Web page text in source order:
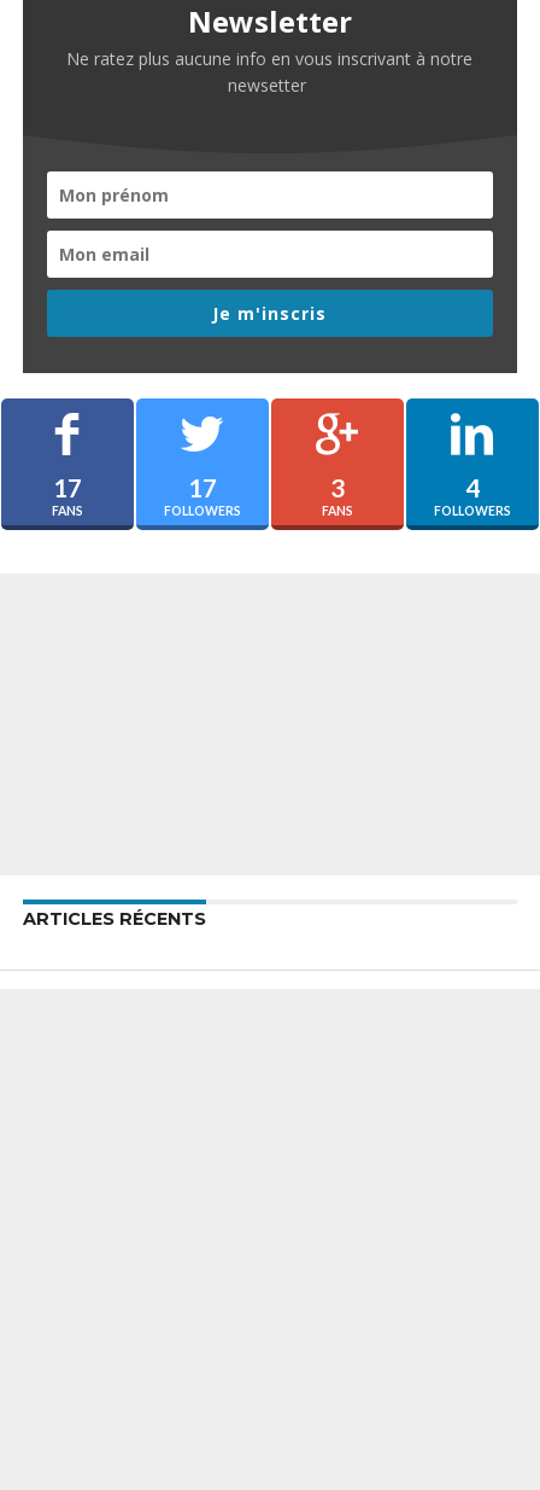
Newsletter
Ne ratez plus aucune info en vous inscrivant à notre
newsetter
Je m'inscris
17
FANS
17
FOLLOWERS
3
FANS
4
FOLLOWERS
ARTICLES RÉCENTS